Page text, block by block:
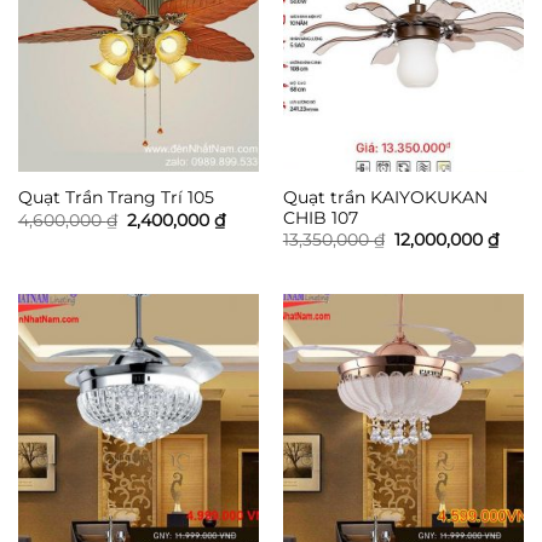
Quạt Trần Trang Trí 105
4,600,000₫ Giá
gốc
2,400,000 ₫Giá
hiện
Quạt trần KAIYOKUKAN
CHIB 107
13,350,000₫ Giá
gốc
12,000,000 ₫Giá
hiện